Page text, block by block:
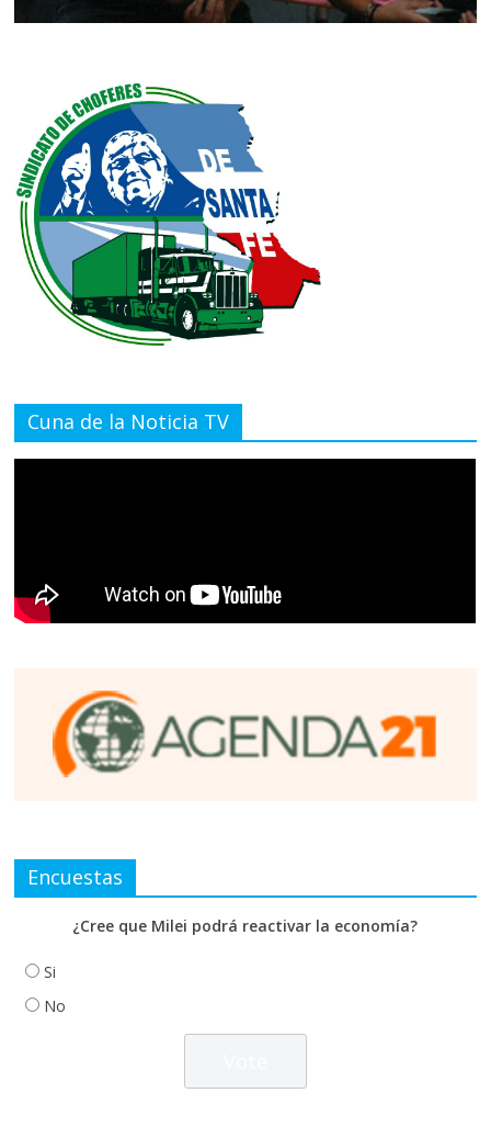
Cuna de la Noticia TV
Encuestas
¿Cree que Milei podrá reactivar la economía?
Si
No